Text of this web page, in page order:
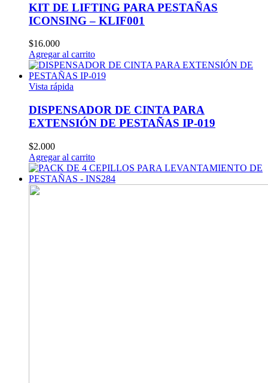
KIT DE LIFTING PARA PESTAÑAS
ICONSING – KLIF001
$16.000
Agregar al carrito
Vista rápida
DISPENSADOR DE CINTA PARA
EXTENSIÓN DE PESTAÑAS IP-019
$2.000
Agregar al carrito